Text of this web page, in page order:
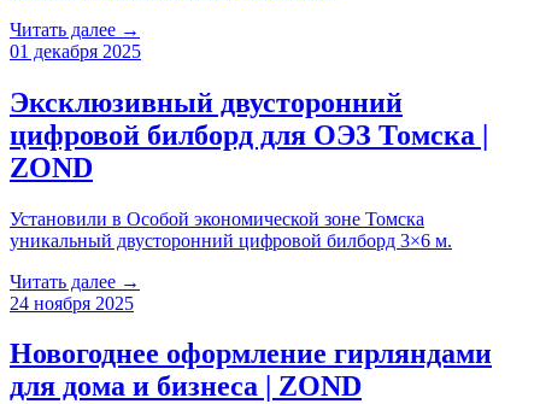
Читать далее →
01 декабря 2025
Эксклюзивный двусторонний
цифровой билборд для ОЭЗ Томска |
ZOND
Установили в Особой экономической зоне Томска
уникальный двусторонний цифровой билборд 3×6 м.
Читать далее →
24 ноября 2025
Новогоднее оформление гирляндами
для дома и бизнеса | ZOND